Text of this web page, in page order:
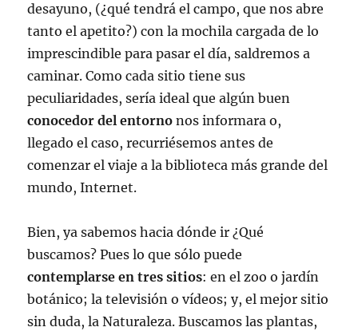
desayuno, (¿qué tendrá el campo, que nos abre
tanto el apetito?) con la mochila cargada de lo
imprescindible para pasar el día, saldremos a
caminar. Como cada sitio tiene sus
peculiaridades, sería ideal que algún buen
conocedor del entorno nos informara o,
llegado el caso, recurriésemos antes de
comenzar el viaje a la biblioteca más grande del
mundo, Internet.
Bien, ya sabemos hacia dónde ir ¿Qué
buscamos? Pues lo que sólo puede
contemplarse en tres sitios: en el zoo o jardín
botánico; la televisión o vídeos; y, el mejor sitio
sin duda, la Naturaleza. Buscamos las plantas,